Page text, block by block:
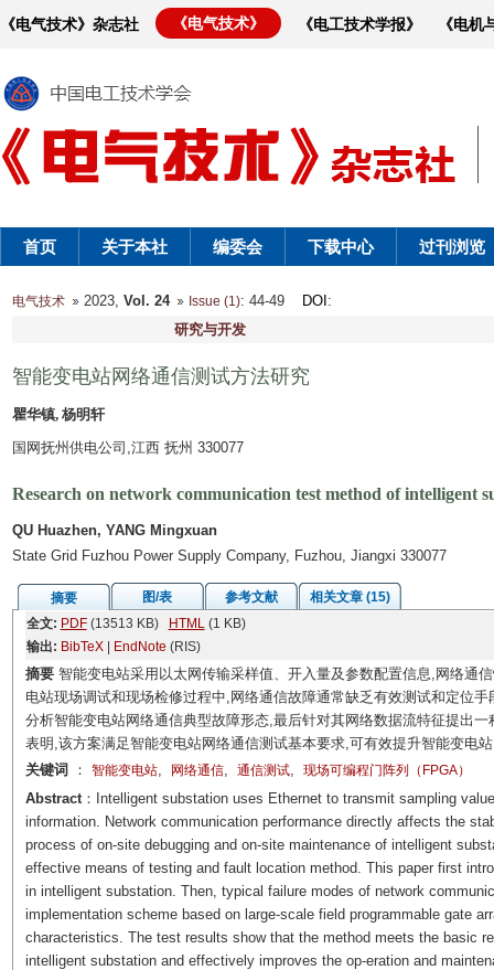
《电气技术》杂志社 《电气技术》 《电工技术学报》 《电
首页 关于本社 编委会 下载中心 过刊浏览
电气技术 2023, Vol. 24 Issue (1): 44-49 DOI :
研究与开发
智能变电站网络通信测试方法研究
瞿华镇, 杨明轩
国网抚州供电公司,江西 抚州 330077
Research on network communication test method of intelligent
QU Huazhen, YANG Mingxuan
State Grid Fuzhou Power Supply Company, Fuzhou, Jiangxi 330077
摘要 图/表 参考文献
相关文章 (15)
全文: PDF(13513 KB) HTML(1 KB)
输出: BibTeX| EndNote (RIS)
摘要智能变电站采用以太网传输采样值、开入量及参数配置信息,网络通
电站现场调试和现场检修过程中,网络通信故障通常缺乏有效测试和定位
分析智能变电站网络通信典型故障形态,最后针对其网络数据流特征提出
表明,该方案满足智能变电站网络通信测试基本要求,可有效提升智能变电
关键词
： 智能变电站, 网络通信, 通信测试, 现场可编程门阵列（FPGA）
Abstract：Intelligent substation uses Ethernet to transmit sampling
information. Network communication performance directly affects the
process of on-site debugging and on-site maintenance of intelligent
effective means of testing and fault location method. This paper first
in intelligent substation. Then, typical failure modes of network
implementation scheme based on large-scale field programmable gate
characteristics. The test results show that the method meets the basic
intelligent substation and effectively improves the op-eration and